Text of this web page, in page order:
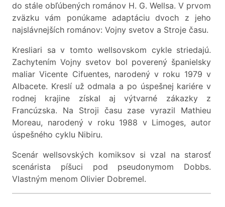
do stále obľúbených románov H. G. Wellsa. V prvom
zväzku vám ponúkame adaptáciu dvoch z jeho
najslávnejších románov: Vojny svetov a Stroje času.
Kresliari sa v tomto wellsovskom cykle striedajú.
Zachytením Vojny svetov bol poverený španielsky
maliar Vicente Cifuentes, narodený v roku 1979 v
Albacete. Kreslí už odmala a po úspešnej kariére v
rodnej krajine získal aj výtvarné zákazky z
Francúzska. Na Stroji času zase vyrazil Mathieu
Moreau, narodený v roku 1988 v Limoges, autor
úspešného cyklu Nibiru.
Scenár wellsovských komiksov si vzal na starosť
scenárista píšuci pod pseudonymom Dobbs.
Vlastným menom Olivier Dobremel.